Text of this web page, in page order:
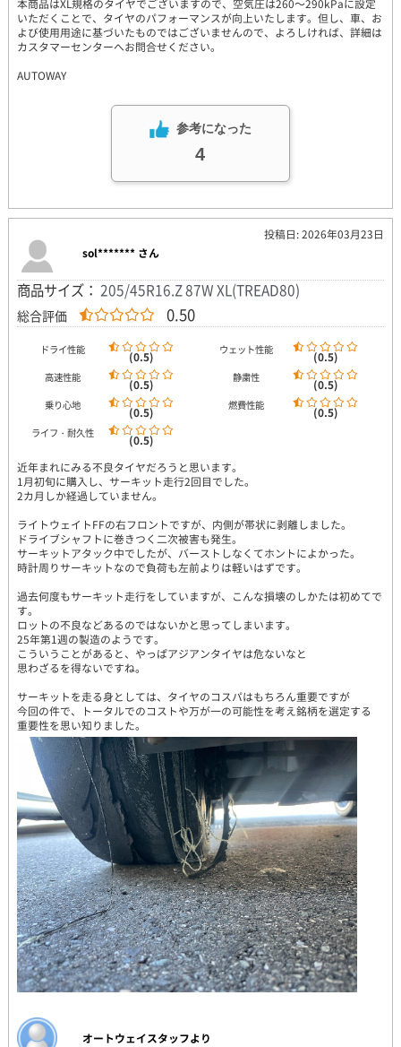
本商品はXL規格のタイヤでございますので、空気圧は260～290kPaに設定
いただくことで、タイヤのパフォーマンスが向上いたします。但し、車、お
よび使用用途に基づいたものではございませんので、よろしければ、詳細は
カスタマーセンターへお問合せください。
AUTOWAY
参考になった
4
投稿日: 2026年03月23日
sol******* さん
商品サイズ： 205/45R16.Z 87W XL(TREAD80)
総合評価 0.50
ドライ性能 (0.5) ウェット性能 (0.5)
高速性能 (0.5) 静粛性 (0.5)
乗り心地 (0.5) 燃費性能 (0.5)
ライフ・耐久性
(0.5)
近年まれにみる不良タイヤだろうと思います。
1月初旬に購入し、サーキット走行2回目でした。
2カ月しか経過していません。
ライトウェイトFFの右フロントですが、内側が帯状に剥離しました。
ドライブシャフトに巻きつく二次被害も発生。
サーキットアタック中でしたが、バーストしなくてホントによかった。
時計周りサーキットなので負荷も左前よりは軽いはずです。
過去何度もサーキット走行をしていますが、こんな損壊のしかたは初めてで
す。
ロットの不良などあるのではないかと思ってしまいます。
25年第1週の製造のようです。
こういうことがあると、やっぱアジアンタイヤは危ないなと
思わざるを得ないですね。
サーキットを走る身としては、タイヤのコスパはもちろん重要ですが
今回の件で、トータルでのコストや万が一の可能性を考え銘柄を選定する
重要性を思い知りました。
オートウェイスタッフより